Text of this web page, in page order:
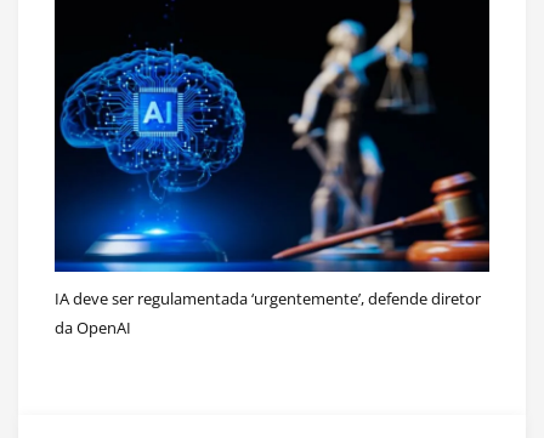
IA deve ser regulamentada ‘urgentemente’, defende diretor
da OpenAI